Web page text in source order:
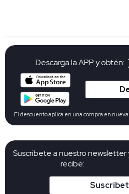
Suscribete a nuestro newsletter
recibe:
Descarga la APP y obtén:
El descuento aplica en una compra en nueva